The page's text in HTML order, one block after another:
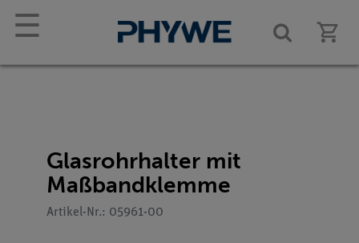
☰
Glasrohrhalter mit
Maßbandklemme
Artikel-Nr.: 05961-00